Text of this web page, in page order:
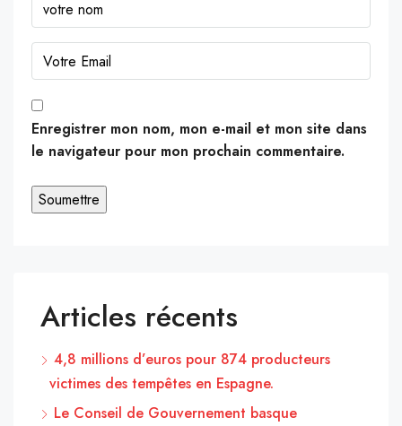
Enregistrer mon nom, mon e-mail et mon site dans
le navigateur pour mon prochain commentaire.
Articles récents
4,8 millions d’euros pour 874 producteurs
victimes des tempêtes en Espagne.
Le Conseil de Gouvernement basque